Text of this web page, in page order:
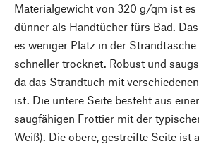
Materialgewicht von 320 g/qm ist es
dünner als Handtücher fürs Bad.
es weniger Platz in der
schneller trocknet. Robust und
da das Strandtuch mit
ist. Die untere Seite besteht aus
saugfähigen Frottier mit der
Weiß). Die obere, gestreifte Seite ist